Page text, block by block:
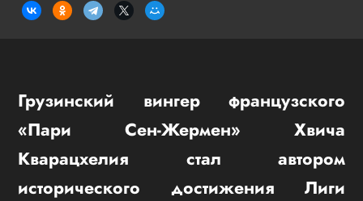
Грузинский вингер французского
«Пари Сен-Жермен» Хвича
Кварацхелия стал автором
исторического достижения Лиги